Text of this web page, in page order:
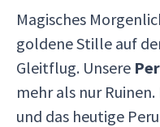
Magisches
goldene Stille auf
Gleitflug. Unsere
mehr als nur
und das heutige